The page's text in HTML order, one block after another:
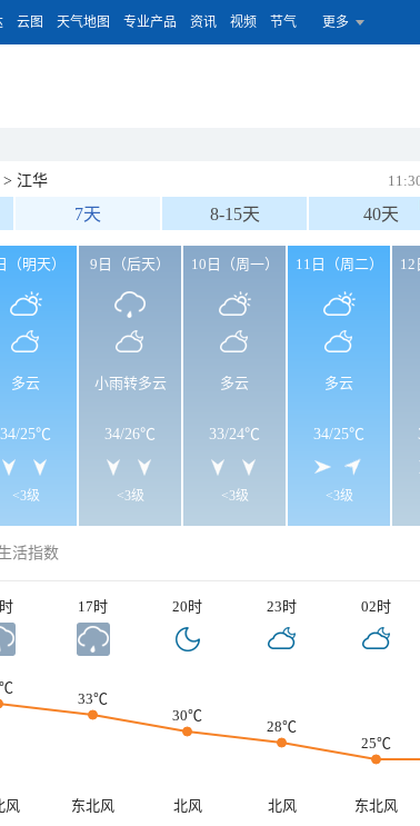
云图 天气地图 专业产品 资讯 视频 节气 更多
> 江华
7天 8-15天 40天
（明天）
多云
34/25℃
<3级
9日（后天）
小雨转多云
34/26℃
<3级
10日（周一）
多云
33/24℃
<3级
11日（周二）
多云
34/25℃
<3级
12
活指数
17时 20时 23时 02时
33℃
30℃
28℃
25℃
风 东北风 北风 北风 东北风